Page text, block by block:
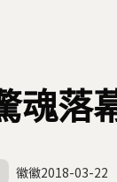
魂落
徽徽2018-03-22